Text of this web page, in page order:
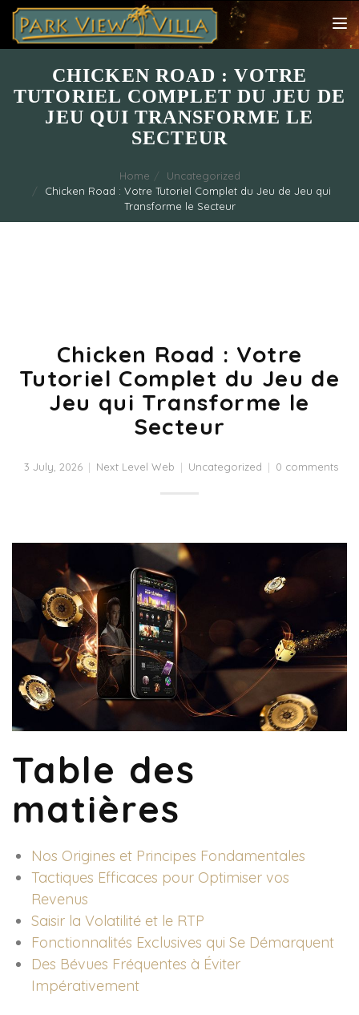
CHICKEN ROAD : VOTRE
TUTORIEL COMPLET DU JEU DE
JEU QUI TRANSFORME LE
SECTEUR
Home
Uncategorized
Chicken Road : Votre Tutoriel Complet du Jeu de Jeu qui
Transforme le Secteur
Chicken Road : Votre
Tutoriel Complet du Jeu de
Jeu qui Transforme le
Secteur
3 July, 2026 Next Level Web Uncategorized 0 comments
Table des
matières
Nos Origines et Principes Fondamentales
Tactiques Efficaces pour Optimiser vos
Revenus
Saisir la Volatilité et le RTP
Fonctionnalités Exclusives qui Se Démarquent
Des Bévues Fréquentes à Éviter
Impérativement